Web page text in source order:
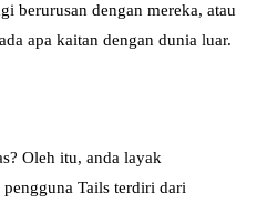
berurusan dengan mereka, atau
apa kaitan dengan dunia luar.
Oleh itu, anda layak
Tails terdiri dari